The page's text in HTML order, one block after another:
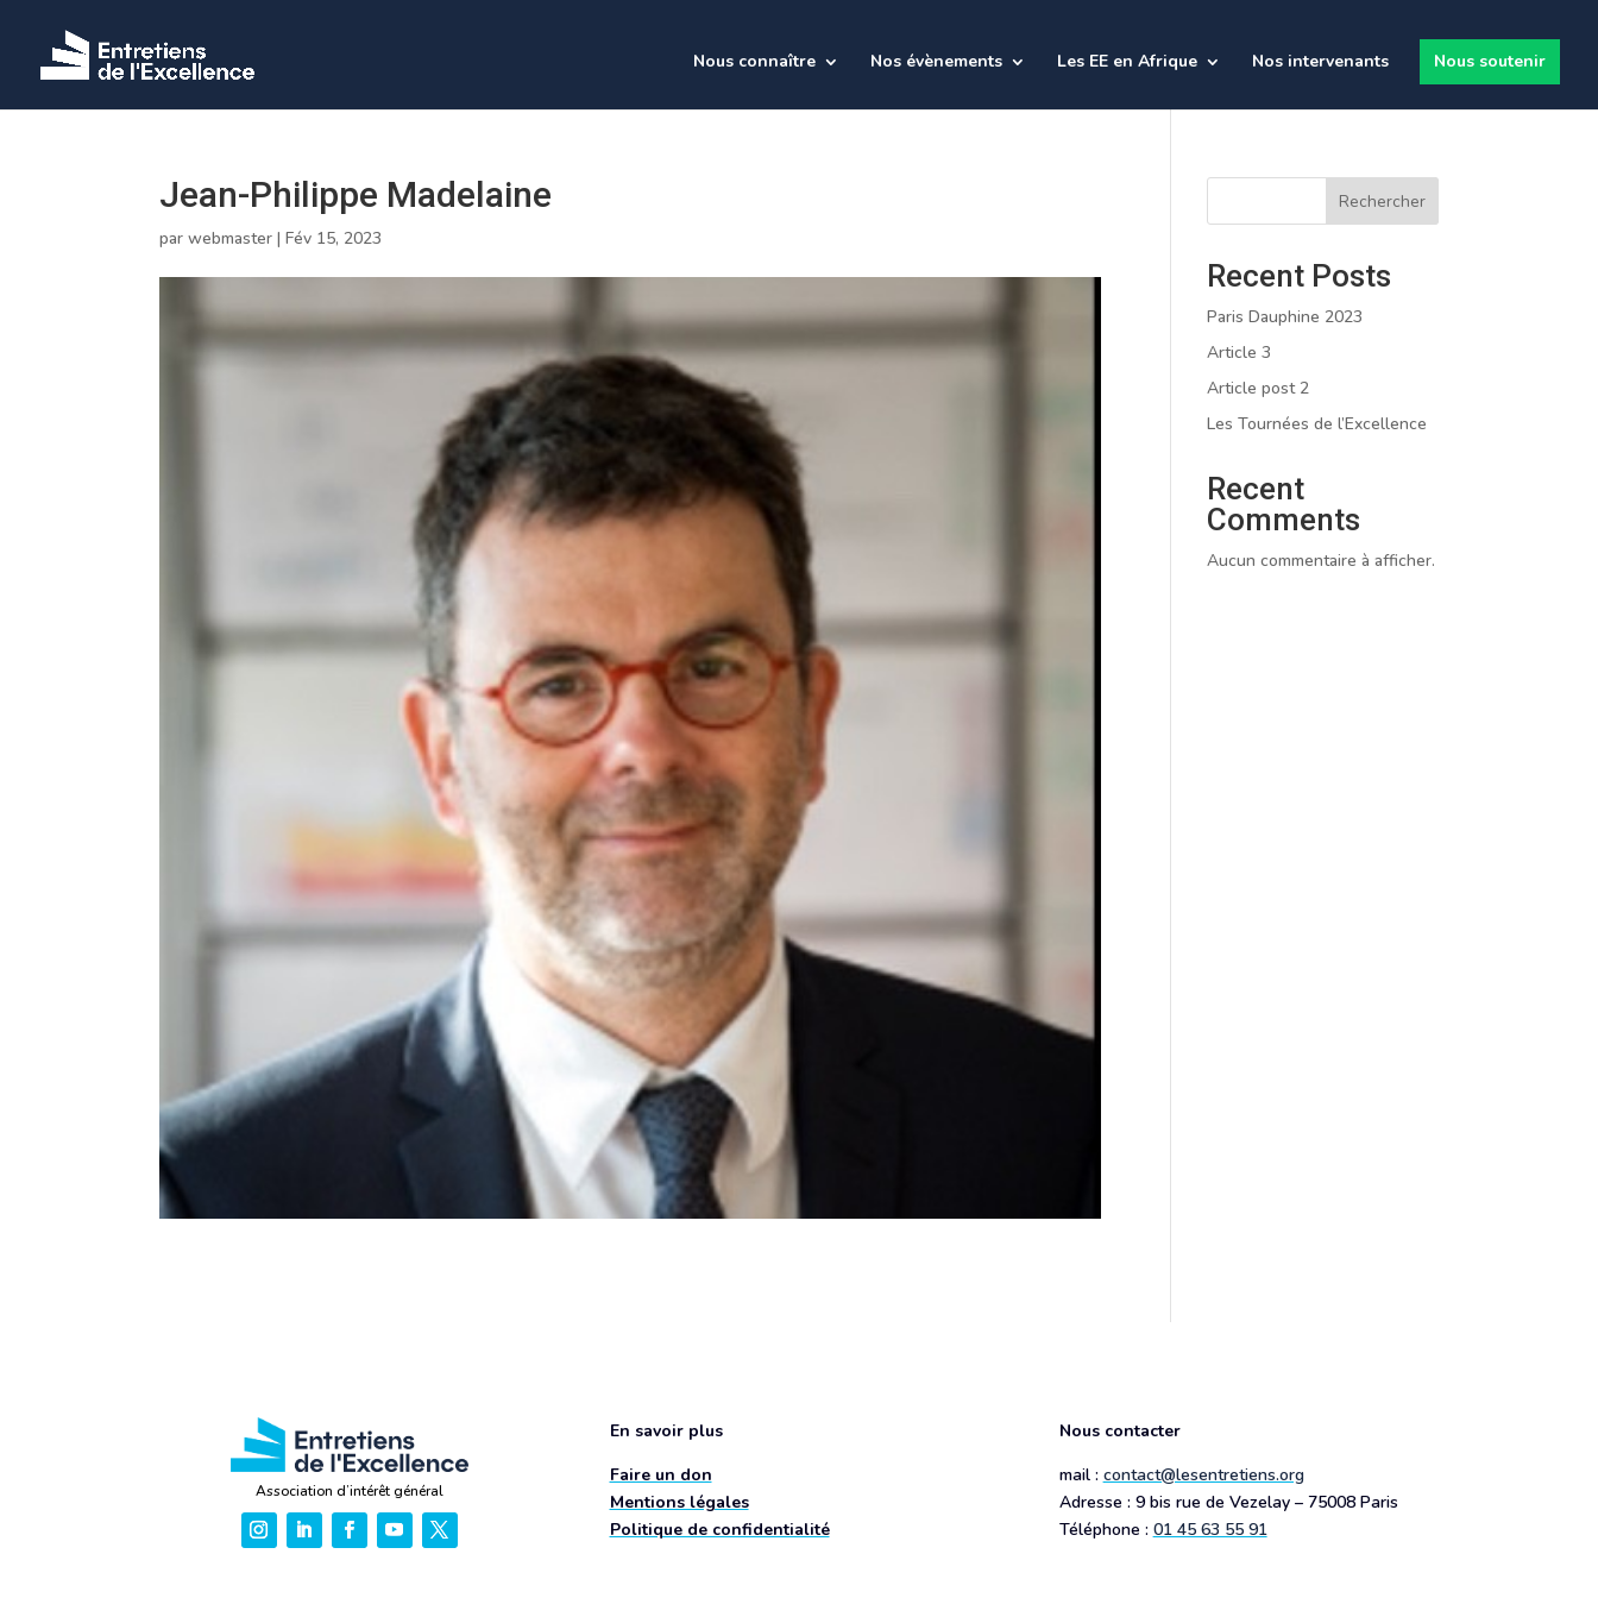
Nous connaître Nos évènements Les EE en Afrique Nos intervenants Nous soutenir
Jean-Philippe Madelaine
parwebmaster |Fév 15, 2023
Rechercher
Recent Posts
Paris Dauphine 2023
Article 3
Article post 2
Les Tournées de l’Excellence
Recent
Comments
Aucun commentaire à afficher.
Association d’intérêt général
En savoir plus
Faire un don
Mentions légales
Politique de confidentialité
Nous contacter
mail : contact@lesentretiens.org
Adresse : 9 bis rue de Vezelay – 75008 Paris
Téléphone : 01 45 63 55 91